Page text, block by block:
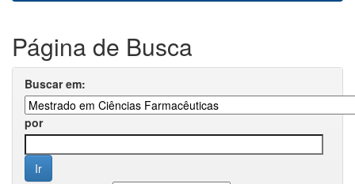
Página de Busca
Buscar em:
por